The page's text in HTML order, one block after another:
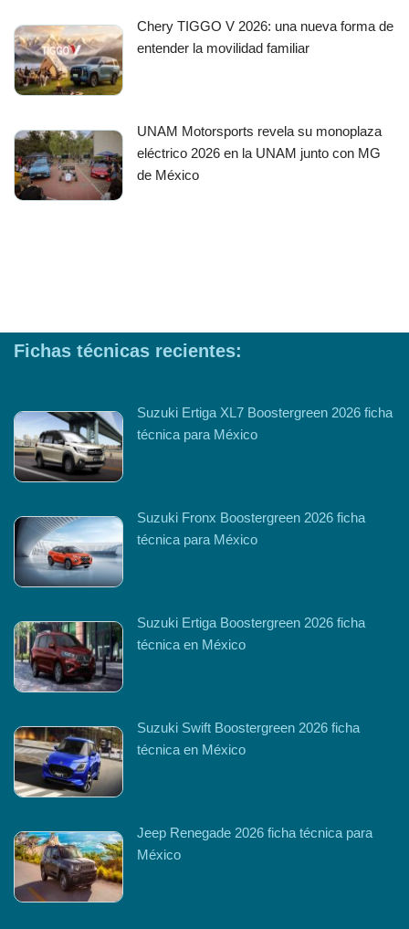
Chery TIGGO V 2026: una nueva forma de
entender la movilidad familiar
UNAM Motorsports revela su monoplaza
eléctrico 2026 en la UNAM junto con MG
de México
Fichas técnicas recientes:
Suzuki Ertiga XL7 Boostergreen 2026 ficha
técnica para México
Suzuki Fronx Boostergreen 2026 ficha
técnica para México
Suzuki Ertiga Boostergreen 2026 ficha
técnica en México
Suzuki Swift Boostergreen 2026 ficha
técnica en México
Jeep Renegade 2026 ficha técnica para
México